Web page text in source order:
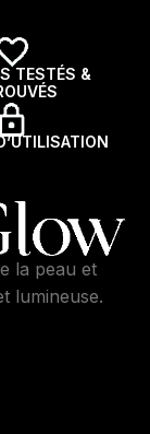
TESTÉS &
la peau et
lumineuse.